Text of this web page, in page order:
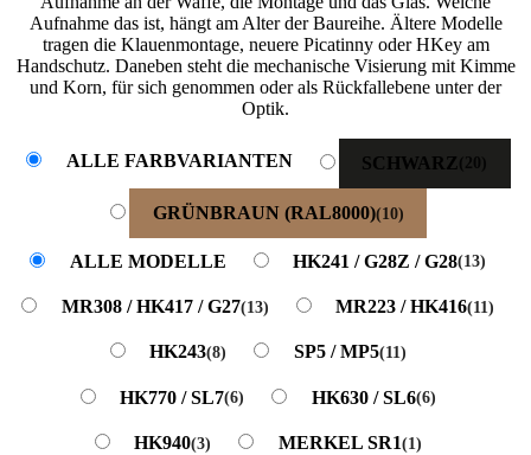
Aufnahme das ist, hängt am Alter der Baureihe. Ältere Modelle
tragen die Klauenmontage, neuere Picatinny oder HKey am
Handschutz. Daneben steht die mechanische Visierung mit Kimme
und Korn, für sich genommen oder als Rückfallebene unter der
Optik.
ALLE FARBVARIANTEN SCHWARZ (20)
GRÜNBRAUN (RAL8000)(10)
ALLE MODELLE HK241 / G28Z / G28(13)
MR308 / HK417 / G27(13) MR223 / HK416(11)
HK243(8) SP5 / MP5(11)
HK770 / SL7(6) HK630 / SL6(6)
HK940(3) MERKEL SR1(1)